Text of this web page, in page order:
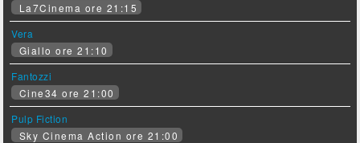
La7Cinema ore 21:15
Vera
Giallo ore 21:10
Fantozzi
Cine34 ore 21:00
Pulp Fiction
Sky Cinema Action ore 21:00